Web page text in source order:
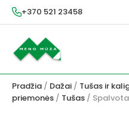
+370 521 23458
Pradžia / Dažai / Tušas ir
priemonės / Tušas /